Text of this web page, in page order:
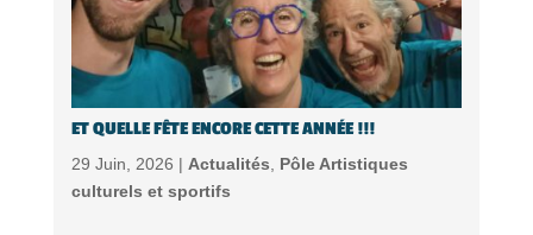
ET QUELLE FÊTE ENCORE CETTE ANNÉE !!!
29 Juin, 2026 | Actualités
Pôle Artistiques
culturels et sportifs